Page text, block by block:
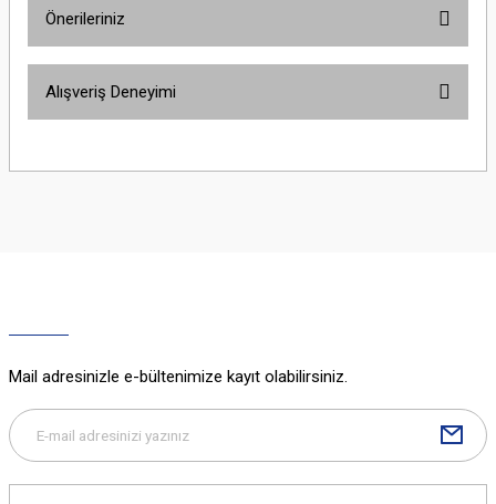
Önerileriniz
yetersiz gördüğünüz noktaları öneri formunu kullanarak tarafımıza
Gönder
Alışveriş Deneyimi
Mail adresinizle e-bültenimize kayıt olabilirsiniz.